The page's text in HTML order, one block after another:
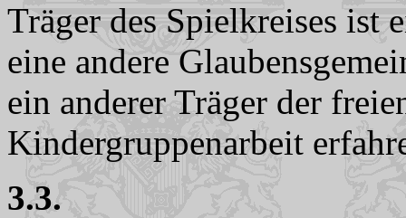
Träger des Spielkreises ist
eine andere
ein anderer Träger der
Kindergruppenarbeit
3.3.